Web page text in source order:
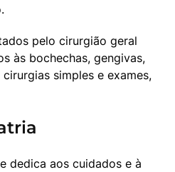
pelo cirurgião geral
às bochechas, gengivas,
simples e exames,
dedica aos cuidados e à